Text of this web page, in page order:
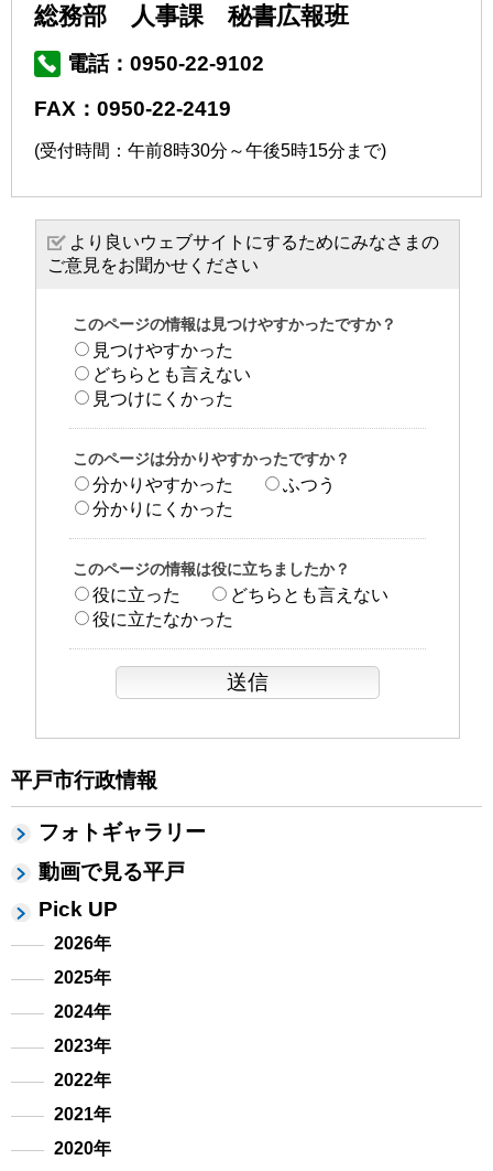
平戸市行政情報
フォトギャラリー
動画で見る平戸
Pick UP
2026年
2025年
2024年
2023年
2022年
2021年
2020年
総務部 人事課 秘書広報班
電話：0950-22-9102
FAX：0950-22-2419
(受付時間：午前8時30分～午後5時15分まで)
より良いウェブサイトにするためにみなさまの
ご意見をお聞かせください
このページの情報は見つけやすかったですか？
見つけやすかった
どちらとも言えない
見つけにくかった
このページは分かりやすかったですか？
分かりやすかった
ふつう
分かりにくかった
このページの情報は役に立ちましたか？
役に立った
どちらとも言えない
役に立たなかった